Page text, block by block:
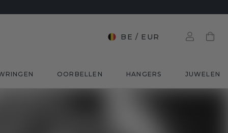
BE / EUR
OORBELLEN HANGERS JUWELEN